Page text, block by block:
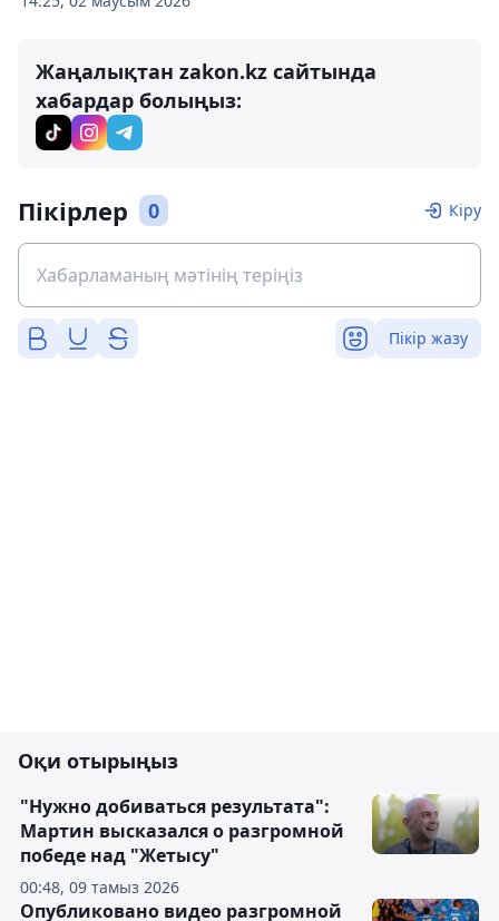
Жаңалықтан zakon.kz сайтында
хабардар болыңыз:
Пікірлер 0 Кіру
Пікір жазу
Оқи отырыңыз
00:48, 09 тамыз 2026
"Нужно добиваться результата":
Мартин высказался о разгромной
победе над "Жетысу"
Опубликовано видео разгромной